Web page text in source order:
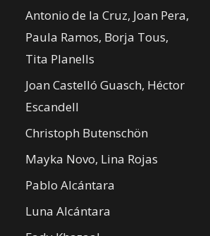
Antonio de la Cruz, Joan Pera,
Paula Ramos, Borja Tous,
Tita Planells
Joan Castelló Guasch, Héctor
Escandell
Christoph Butenschön
Mayka Novo, Lina Rojas
Pablo Alcántara
Luna Alcántara